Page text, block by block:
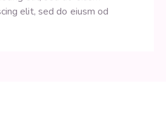
elit, sed do eiusm od